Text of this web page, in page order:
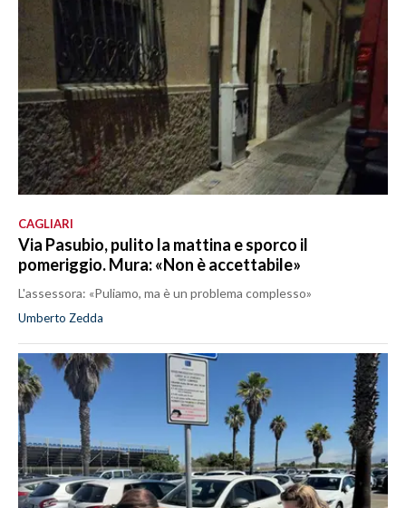
CAGLIARI
Via Pasubio, pulito la mattina e sporco il
pomeriggio. Mura: «Non è accettabile»
L'assessora: «Puliamo, ma è un problema complesso»
Umberto Zedda